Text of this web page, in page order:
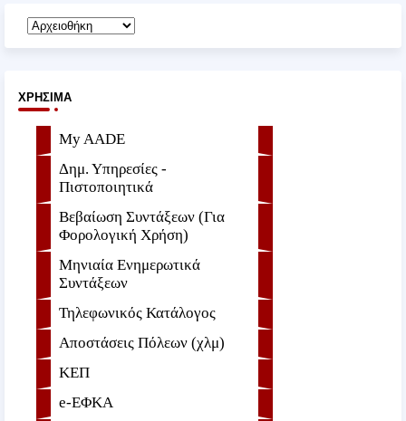
ΧΡΉΣΙΜΑ
My AADE
Δημ. Υπηρεσίες -
Πιστοποιητικά
Βεβαίωση Συντάξεων (Για
Φορολογική Χρήση)
Μηνιαία Ενημερωτικά
Συντάξεων
Τηλεφωνικός Κατάλογος
Αποστάσεις Πόλεων (χλμ)
ΚΕΠ
e-ΕΦKA